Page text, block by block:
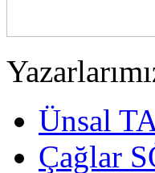
Ünsal
Çağlar